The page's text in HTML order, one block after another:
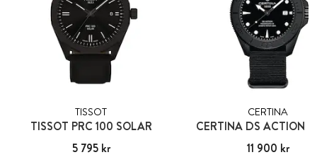
TISSOT
TISSOT PRC 100 SOLAR
Pris :5 795 kr
5 795 kr
CERTINA
CERTINA DS ACTION
Pris:11 900 kr
11 900 kr